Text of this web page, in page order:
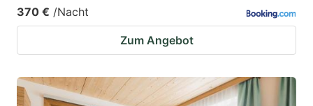
370 € /Nacht
Zum Angebot